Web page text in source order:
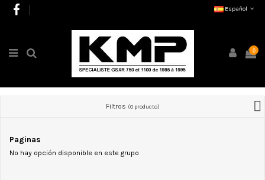
Español
0
Filtros (0 producto)
Paginas
No hay opción disponible en este grupo